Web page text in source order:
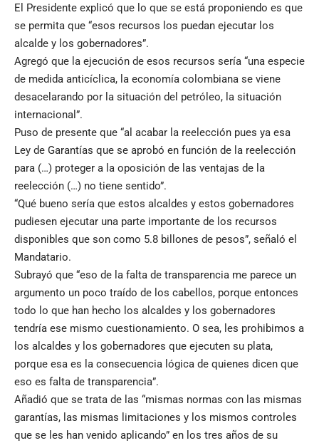
El Presidente explicó que lo que se está proponiendo es que
se permita que “esos recursos los puedan ejecutar los
alcalde y los gobernadores”.
Agregó que la ejecución de esos recursos sería “una especie
de medida anticíclica, la economía colombiana se viene
desacelarando por la situación del petróleo, la situación
internacional”.
Puso de presente que “al acabar la reelección pues ya esa
Ley de Garantías que se aprobó en función de la reelección
para (…) proteger a la oposición de las ventajas de la
reelección (…) no tiene sentido”.
“Qué bueno sería que estos alcaldes y estos gobernadores
pudiesen ejecutar una parte importante de los recursos
disponibles que son como 5.8 billones de pesos”, señaló el
Mandatario.
Subrayó que “eso de la falta de transparencia me parece un
argumento un poco traído de los cabellos, porque entonces
todo lo que han hecho los alcaldes y los gobernadores
tendría ese mismo cuestionamiento. O sea, les prohibimos a
los alcaldes y los gobernadores que ejecuten su plata,
porque esa es la consecuencia lógica de quienes dicen que
eso es falta de transparencia”.
Añadió que se trata de las “mismas normas con las mismas
garantías, las mismas limitaciones y los mismos controles
que se les han venido aplicando” en los tres años de su